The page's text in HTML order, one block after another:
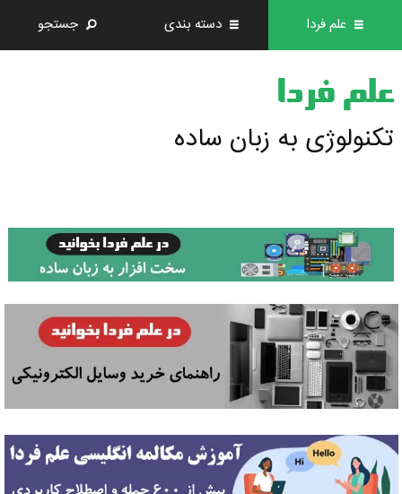
علم فردا دسته بندی جستجو
علم فردا
تکنولوژی به زبان ساده